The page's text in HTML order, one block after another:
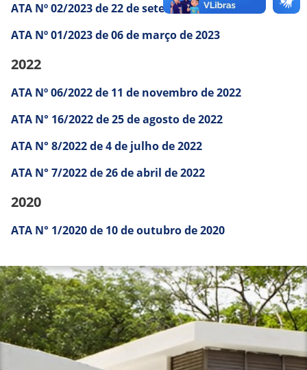
ATA Nº 02/2023 de 22 de setembro de 2023
ATA Nº 01/2023 de 06 de março de 2023
2022
ATA Nº 06/2022 de 11 de novembro de 2022
ATA N° 16/2022 de 25 de agosto de 2022
ATA N° 8/2022 de 4 de julho de 2022
ATA N° 7/2022 de 26 de abril de 2022
2020
ATA N° 1/2020 de 10 de outubro de 2020